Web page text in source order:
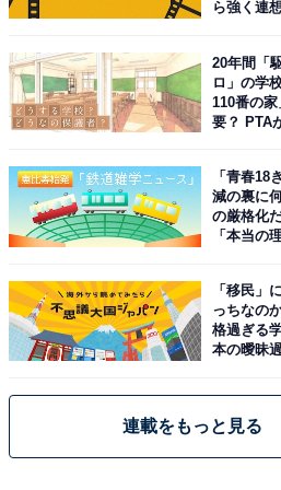
ら強く連
20年間「
ロ」の学
110番の
要？ PTA
「青春18
減の裏に
の厳格化
「本当の
「移民」
っちなの
格過ぎる
本の曖昧
連載をもっと見る